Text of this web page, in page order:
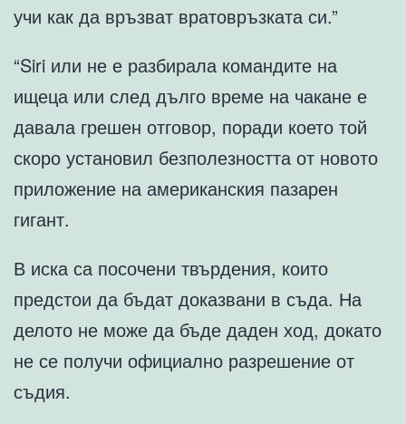
учи как да връзват вратовръзката си.”
“Siri или не е разбирала командите на
ищеца или след дълго време на чакане е
давала грешен отговор, поради което той
скоро установил безполезността от новото
приложение на американския пазарен
гигант.
В иска са посочени твърдения, които
предстои да бъдат доказвани в съда. На
делото не може да бъде даден ход, докато
не се получи официално разрешение от
съдия.